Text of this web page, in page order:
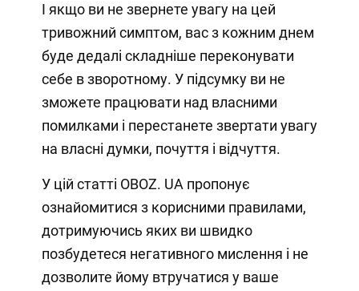
І якщо ви не звернете увагу на цей
тривожний симптом, вас з кожним днем
буде дедалі складніше переконувати
себе в зворотному. У підсумку ви не
зможете працювати над власними
помилками і перестанете звертати увагу
на власні думки, почуття і відчуття.
У цій статті OBOZ. UA пропонує
ознайомитися з корисними правилами,
дотримуючись яких ви швидко
позбудетеся негативного мислення і не
дозволите йому втручатися у ваше